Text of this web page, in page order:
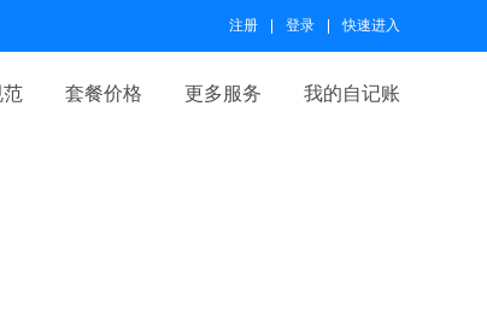
注册 登录 快速进入
范 套餐价格 更多服务 我的自记账